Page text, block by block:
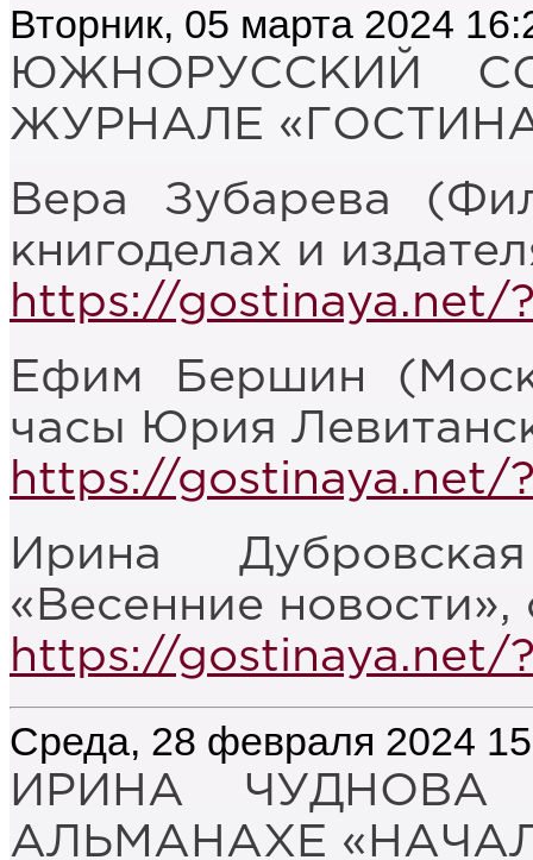
Вторник, 05 марта 2024
ЮЖНОРУССКИЙ
ЖУРНАЛЕ
Вера Зубарева
книгоделах и
https://gostinaya.net/
Ефим Бершин
часы Юрия
https://gostinaya.net/
Ирина
«Весенние новости»,
https://gostinaya.net/
Среда, 28 февраля 2024
ИРИНА
АЛЬМАНАХЕ